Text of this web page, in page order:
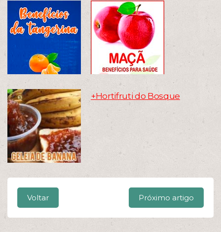
+Hortifruti do Bosque
Voltar Próximo artigo